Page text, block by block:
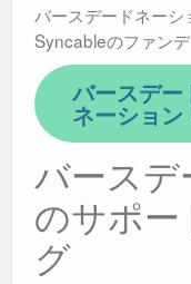
バースデードネー
Syncableのファン
バースデー
ネーション
バースデ
のサポ
グ